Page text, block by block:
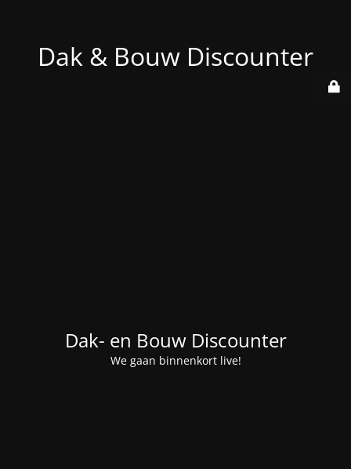
Dak & Bouw Discounter
Dak- en Bouw Discounter
We gaan binnenkort live!